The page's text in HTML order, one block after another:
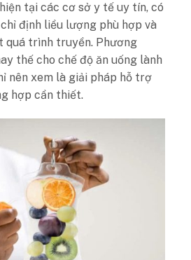
tại các cơ sở y tế uy tín, có
định liều lượng phù hợp và
quá trình truyền. Phương
thế cho chế độ ăn uống lành
nên xem là giải pháp hỗ trợ
hợp cần thiết.